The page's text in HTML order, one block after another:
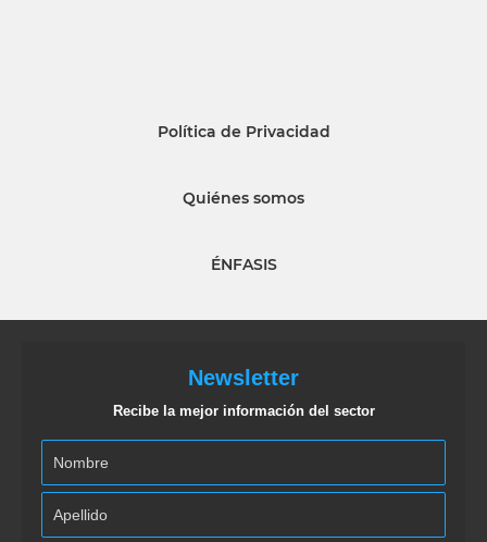
Política de Privacidad
Quiénes somos
ÉNFASIS
Newsletter
Recibe la mejor información del sector